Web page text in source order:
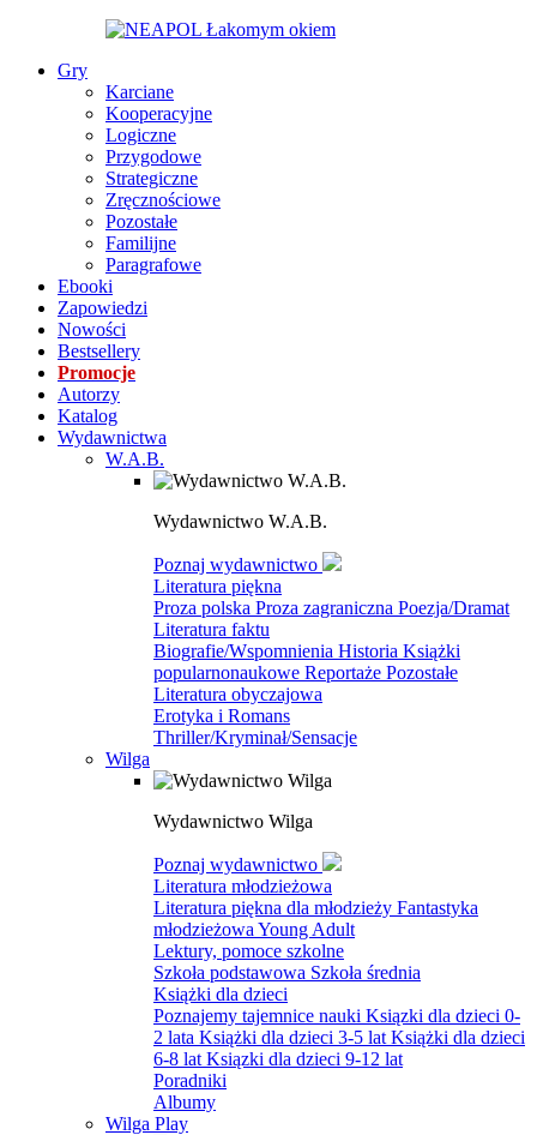
Gry
Karciane
Kooperacyjne
Logiczne
Przygodowe
Strategiczne
Zręcznościowe
Pozostałe
Familijne
Paragrafowe
Ebooki
Zapowiedzi
Nowości
Bestsellery
Promocje
Autorzy
Katalog
Wydawnictwa
W.A.B.
Wydawnictwo W.A.B.
Poznaj wydawnictwo
Literatura piękna
Proza polska Proza zagraniczna Poezja/Dramat
Literatura faktu
Biografie/Wspomnienia Historia Książki
popularnonaukowe Reportaże Pozostałe
Literatura obyczajowa
Erotyka i Romans
Thriller/Kryminał/Sensacje
Wilga
Wydawnictwo Wilga
Poznaj wydawnictwo
Literatura młodzieżowa
Literatura piękna dla młodzieży Fantastyka
młodzieżowa Young Adult
Lektury, pomoce szkolne
Szkoła podstawowa Szkoła średnia
Książki dla dzieci
Poznajemy tajemnice nauki Ksiązki dla dzieci 0-
2 lata Książki dla dzieci 3-5 lat Książki dla dzieci
6-8 lat Ksiązki dla dzieci 9-12 lat
Poradniki
Albumy
Wilga Play